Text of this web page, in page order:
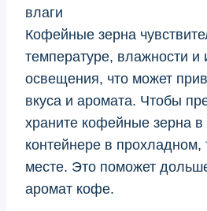
влаги
Кофейные зерна
температуре, влажности и
освещения, что может
вкуса и аромата. Чтобы
храните кофейные зерна в
контейнере в
месте. Это поможет
аромат кофе.